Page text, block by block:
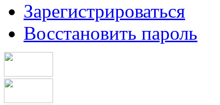
Зарегистрироваться
Восстановить пароль